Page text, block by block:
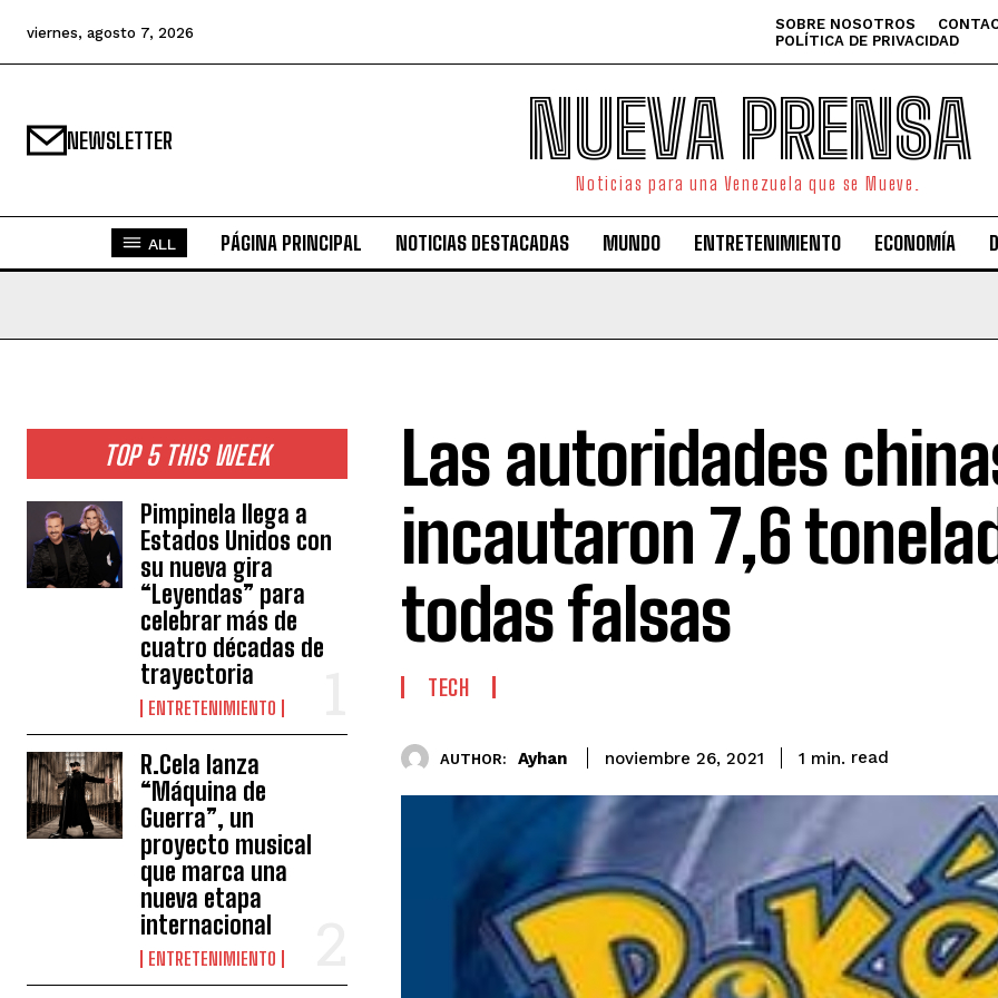
viernes, agosto 7, 2026 SOBRE NOSOTROS
POLÍTICA DE PRIVACIDAD
NEWSLETTER NUEVA PRENSA
Noticias para una Venezuela que se Mueve.
ALL PÁGINA PRINCIPAL NOTICIAS DESTACADAS MUNDO ENTRETENIMIENTO ECONOMÍA
TOP 5 THIS WEEK
Pimpinela llega a
Estados Unidos con
su nueva gira
“Leyendas” para
celebrar más de
cuatro décadas de
trayectoria
ENTRETENIMIENTO
R.Cela lanza
“Máquina de
Guerra”, un
proyecto musical
que marca una
nueva etapa
internacional
ENTRETENIMIENTO
Las autoridades
incautaron 7,6
todas falsas
TECH
AUTHOR: Ayhan noviembre 26, 2021 1 min. read